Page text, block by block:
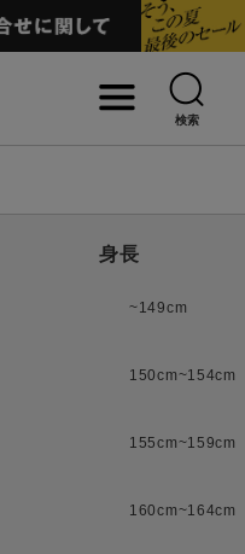
検索
身長
~149cm
150cm~154cm
155cm~159cm
160cm~164cm